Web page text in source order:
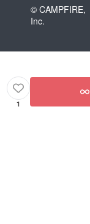
© CAMPFIRE,
Inc.
1